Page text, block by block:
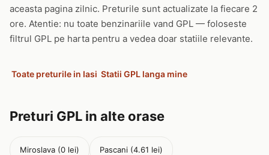
aceasta pagina zilnic. Preturile sunt actualizate la fiecare 2
ore. Atentie: nu toate benzinariile vand GPL — foloseste
filtrul GPL pe harta pentru a vedea doar statiile relevante.
Toate preturile in Iasi Statii GPL langa mine
Preturi GPL in alte orase
Miroslava (0 lei) Pascani (4.61 lei)